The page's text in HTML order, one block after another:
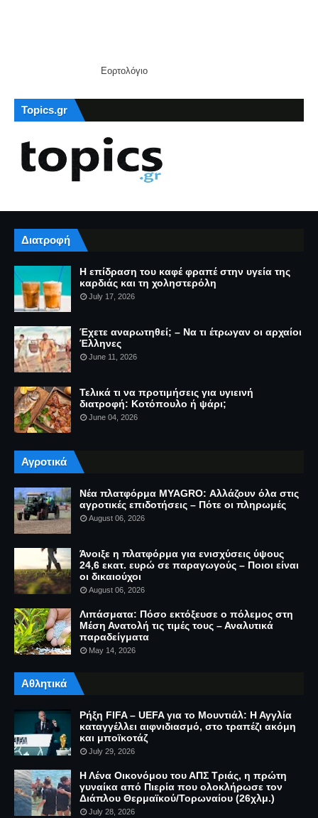
Εορτολόγιο
Topics.gr
Διατροφή
Η επίδραση του καφέ φραπέ στην υγεία της
καρδιάς και τη χοληστερόλη
July 17, 2026
Έχετε αναρωτηθεί; – Να τι έτρωγαν οι αρχαίοι
Έλληνες
June 11, 2026
Τελικά τι να προτιμήσεις για υγιεινή
διατροφή: Κοτόπουλο ή ψάρι;
June 04, 2026
Αγροτικά
Νέα πλατφόρμα MYAGRO: Αλλάζουν όλα στις
αγροτικές επιδοτήσεις – Πότε οι πληρωμές
August 06, 2026
Άνοιξε η πλατφόρμα για ενισχύσεις ύψους
24,6 εκατ. ευρώ σε παραγωγούς – Ποιοι είναι
οι δικαιούχοι
August 06, 2026
Λιπάσματα: Πόσο εκτόξευσε ο πόλεμος στη
Μέση Ανατολή τις τιμές τους – Αναλυτικά
παραδείγματα
May 14, 2026
Αθλητικά
Ρήξη FIFA – UEFA για το Μουντιάλ: Η Αγγλία
καταγγέλλει αιφνιδιασμό, στο τραπέζι ακόμη
και μποϊκοτάζ
July 29, 2026
Η Λένα Οικονόμου του ΑΠΣ Τριάς, η πρώτη
γυναίκα από Πιερία που ολοκλήρωσε τον
Διάπλου Θερμαϊκού/Τορωναίου (26χλμ.)
July 28, 2026